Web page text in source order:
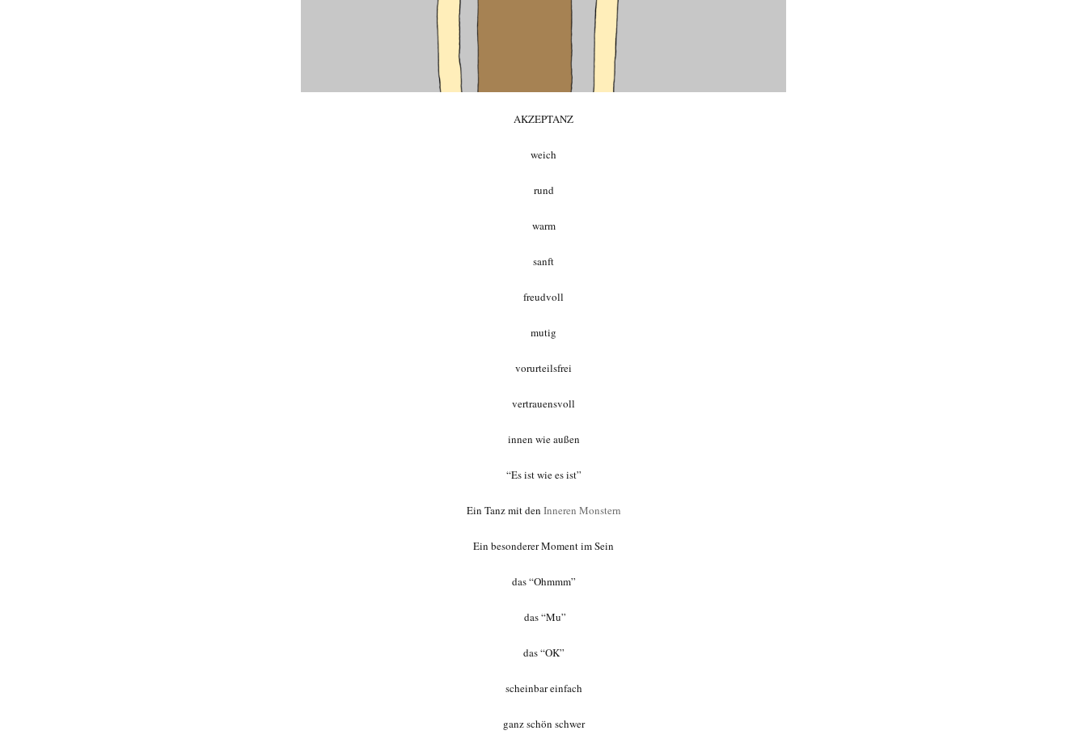
AKZEPTANZ
weich
rund
warm
sanft
freudvoll
mutig
vorurteilsfrei
vertrauensvoll
innen wie außen
“Es ist wie es ist”
Ein Tanz mit den Inneren Monstern
Ein besonderer Moment im Sein
das “Ohmmm”
das “Mu”
das “OK”
scheinbar einfach
ganz schön schwer